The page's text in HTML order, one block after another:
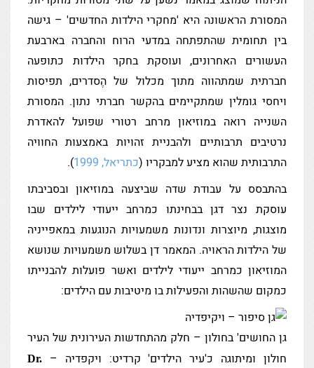
המסורת הראשונה היא 'מחקרי הילדות החדשים' – גישה
בין תחומית שהתפתחה במדעי הרוח והחברה בארבעת
העשורים האחרונים, ועוסקת בחקר הילדות כתופעה
חברתית שמתהווה מתוך מכלול של הֶסדרים, תפיסות
ויחסי גומלין שמתקיימים בהקשר חברתי נתון. המסורת
השנייה רואה במוזיאון מרחב רטורי שפועל להאדרת
נרטיבים תרבותיים ולהבניית זהויות באמצעות החוויה
התרבותית שהוא מציע למבקריו (כתריאל, 1999
).
בהתבסס על עבודת שדה שביצעה במוזיאון ובסביבתו
עוסקת נצר דגן בבחינתו כמרחב ייעודי לילדים שבו
מוצגות, מיוצרות ונדונות משמעויות הנוגעות במאפייניה
של הילדוּת הראויה. המאמר דן בשלוש משמעויות שנושא
המוזיאון כמרחב ייעודי לילדים ואשר פועלות להבנייתו
כמקום שהשהות והפעילות בו מיטיבות עם הילדים:
גן החושים' בחולון – חלק מהתחדשות העירונית של העיר
חולון ומיתוגה כ'עיר הילדים' קרדיט: ויקפדיה –
Dr.